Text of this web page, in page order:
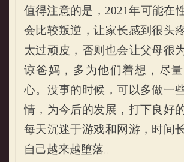
值得注意的是，2021年可能在
会比较叛逆，让家长感到很头
太过顽皮，否则也会让父母很
谅爸妈，多为他们着想，尽
心。没事的时候，可以多做一
情，为今后的发展，打下良好
每天沉迷于游戏和网游，时间
自己越来越堕落。